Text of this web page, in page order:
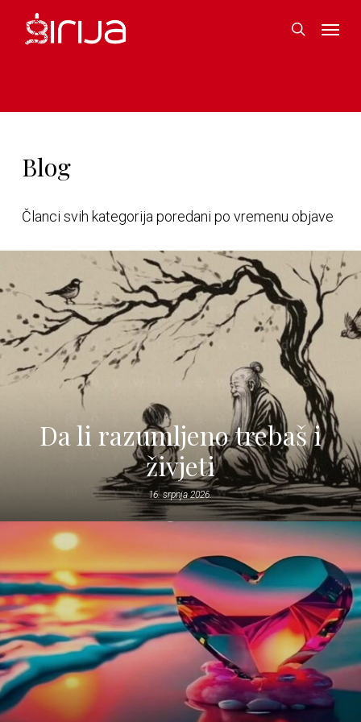
main
search
Blog
Članci svih kategorija poredani po vremenu objave
Da li razumljeno trebaš i
živjeti
16. srpnja 2026.